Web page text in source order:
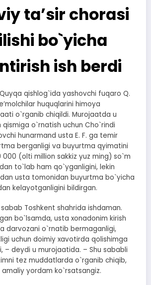
taʼsir chorasi
bo`yicha
ish berdi
qishlog`ida yashovchi fuqaro Q.
huquqlarini himoya
o`rganib chiqildi. Murojaatda u
qismiga o`rnatish uchun Cho`rindi
hunarmand usta E. F. ga temir
berganligi va buyurtma qyimatini
000 (olti million sakkiz yuz ming) so`m
to`lab ham qo`yganligini, lekin
usta tomonidan buyurtma bo`yicha
kelayotganligini bildirgan.
Toshkent shahrida ishdaman.
bo`lsamda, usta xonadonim kirish
darvozani o`rnatib bermaganligi,
uchun doimiy xavotirda qolishimga
– deydi u murojaatida. – Shu sababli
tez muddatlarda o`rganib chiqib,
yordam ko`rsatsangiz.